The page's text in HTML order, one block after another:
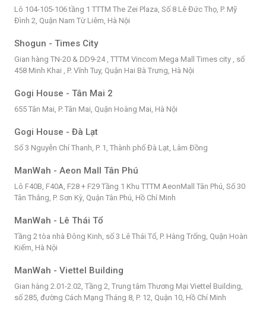
Lô 104-105-106 tầng 1 TTTM The Zei Plaza, Số 8 Lê Đức Thọ, P. Mỹ
Đình 2, Quận Nam Từ Liêm, Hà Nội
Shogun - Times City
Gian hàng TN-20 & DD9-24 , TTTM Vincom Mega Mall Times city , số
458 Minh Khai , P. Vĩnh Tuy, Quận Hai Bà Trưng, Hà Nội
Gogi House - Tân Mai 2
655 Tân Mai, P. Tân Mai, Quận Hoàng Mai, Hà Nội
Gogi House - Đà Lạt
Số 3 Nguyễn Chí Thanh, P. 1, Thành phố Đà Lạt, Lâm Đồng
ManWah - Aeon Mall Tân Phú
Lô F40B, F40A, F28 + F29 Tầng 1 Khu TTTM AeonMall Tân Phú, Số 30
Tân Thắng, P. Sơn Kỳ, Quận Tân Phú, Hồ Chí Minh
ManWah - Lê Thái Tổ
Tầng 2 tòa nhà Đông Kinh, số 3 Lê Thái Tổ, P. Hàng Trống, Quận Hoàn
Kiếm, Hà Nội
ManWah - Viettel Building
Gian hàng 2.01-2.02, Tầng 2, Trung tâm Thương Mại Viettel Building,
số 285, đường Cách Mạng Tháng 8, P. 12, Quận 10, Hồ Chí Minh